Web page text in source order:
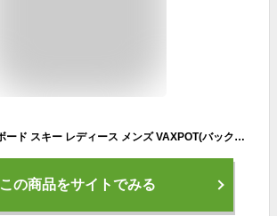
ヘルメット スノーボード スキー レディース メンズ VAXPOT(バックスポット) VA-3150 頭 ヘッド プロテクター ジャパンフィット スノボ スケートボード スケボー BMX ウィンタースポーツ[返品交換不可]
この商品をサイトでみる